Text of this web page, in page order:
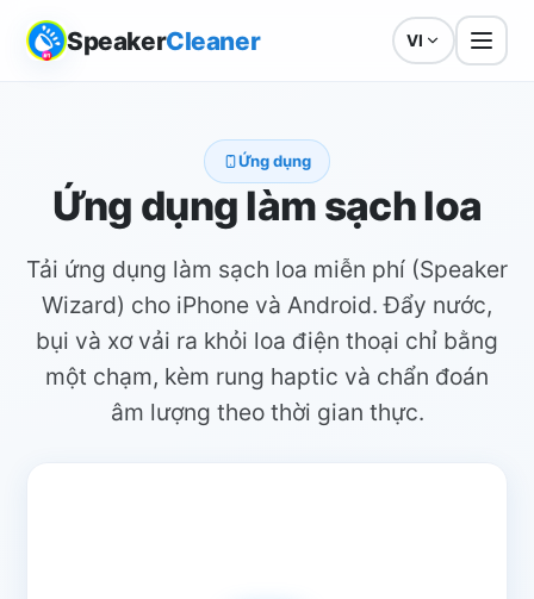
SpeakerCleaner VI
Ứng dụng
Ứng dụng làm sạch loa
Tải ứng dụng làm sạch loa miễn phí (Speaker
Wizard) cho iPhone và Android. Đẩy nước,
bụi và xơ vải ra khỏi loa điện thoại chỉ bằng
một chạm, kèm rung haptic và chẩn đoán
âm lượng theo thời gian thực.